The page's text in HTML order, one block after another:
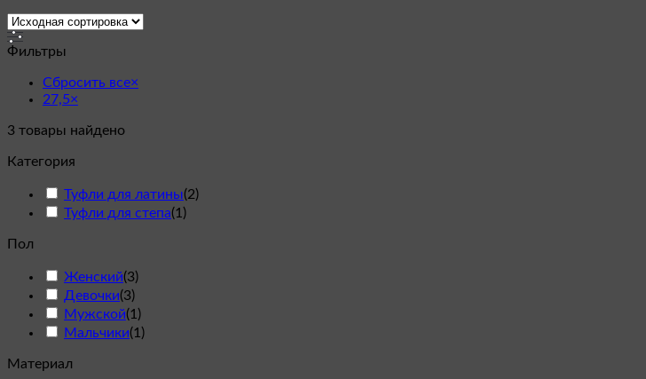
Фильтры
Сбросить все×
27,5×
3 товары найдено
Категория
Туфли для латины(2)
Туфли для степа(1 )
Пол
Женский(3)
Девочки(3)
Мужской(1 )
Мальчики(1 )
Материал